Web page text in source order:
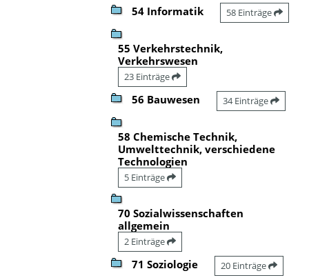
54 Informatik 58 Einträge
55 Verkehrstechnik,
Verkehrswesen
23 Einträge
56 Bauwesen 34 Einträge
58 Chemische Technik,
Umwelttechnik, verschiedene
Technologien
5 Einträge
70 Sozialwissenschaften
allgemein
2 Einträge
71 Soziologie 20 Einträge